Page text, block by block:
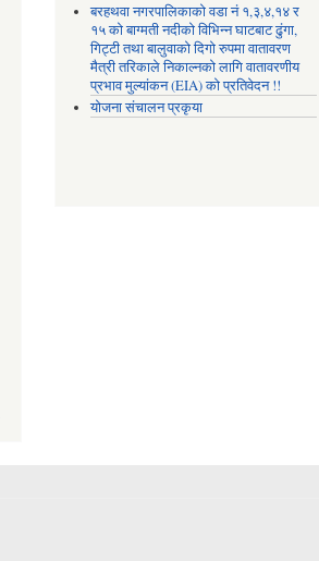
बरहथवा नगरपालिकाको वडा नं १,३,४,१४ र
१५ को बाग्मती नदीको विभिन्न घाटबाट ढुंगा,
गिट्टी तथा बालुवाको दिगो रुपमा वातावरण
मैत्री तरिकाले निकाल्नको लागि वातावरणीय
प्रभाव मुल्यांकन (EIA) को प्रतिवेदन !!
योजना संचालन प्रकृया